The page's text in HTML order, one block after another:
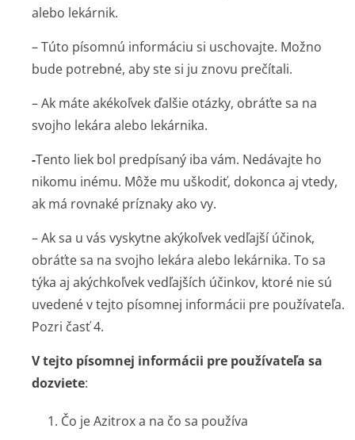
alebo lekárnik.
– Túto písomnú informáciu si uschovajte. Možno
bude potrebné, aby ste si ju znovu prečítali.
– Ak máte akékoľvek ďalšie otázky, obráťte sa na
svojho lekára alebo lekárnika.
-Tento liek bol predpísaný iba vám. Nedávajte ho
nikomu inému. Môže mu uškodiť, dokonca aj vtedy,
ak má rovnaké príznaky ako vy.
– Ak sa u vás vyskytne akýkoľvek vedľajší účinok,
obráťte sa na svojho lekára alebo lekárnika. To sa
týka aj akýchkoľvek vedľajších účinkov, ktoré nie sú
uvedené v tejto písomnej informácii pre používateľa.
Pozri časť 4.
V tejto písomnej informácii pre používateľa sa
dozviete:
1. Čo je Azitrox a na čo sa používa